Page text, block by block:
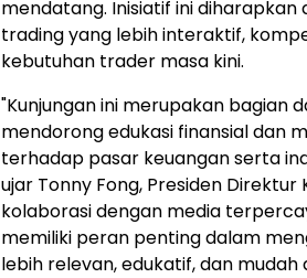
mendatang. Inisiatif ini
trading yang lebih interaktif,
kebutuhan trader masa kini.
"Kunjungan ini merupakan bagian
mendorong edukasi finansial dan
terhadap pasar keuangan serta
ujar Tonny Fong, Presiden Direktur
kolaborasi dengan media
memiliki peran penting dalam
lebih relevan, edukatif, dan